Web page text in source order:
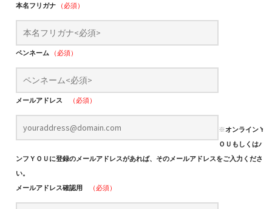
本名フリガナ （必須）
ペンネーム （必須）
メールアドレス （必須）
※オンラインＹ
ＯＵもしくはパ
ンフＹＯＵに登録のメールアドレスがあれば、そのメールアドレスをご入力くださ
い。
メールアドレス確認用
（必須）